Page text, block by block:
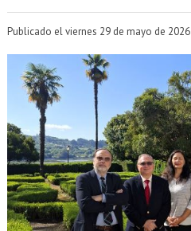
Publicado el viernes 29 de mayo de 2026